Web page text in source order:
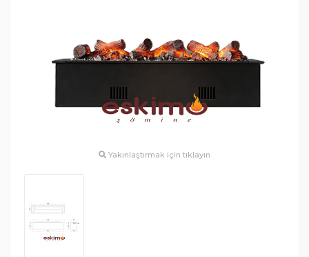
Yakınlaştırmak için tıklayın